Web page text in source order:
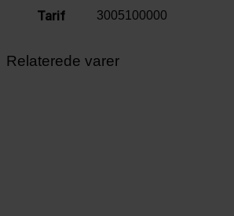
Tarif 3005100000
Relaterede varer